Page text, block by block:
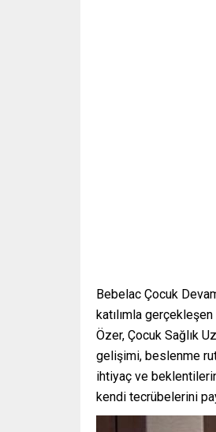
Bebelac Çocuk
katılımla
Özer, Çocuk Sağlık
gelişimi, beslenme
ihtiyaç ve
kendi tecrübelerini